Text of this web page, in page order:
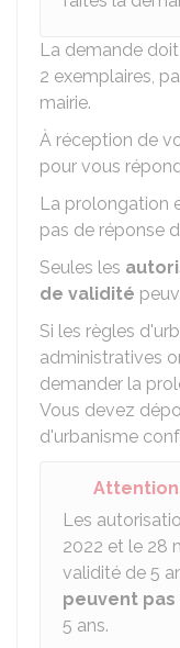
La demande
2 exemplaires,
mairie.
À réception de
pour vous
La prolongation
pas de réponse
Seules les
de validité
Si les règles
administratives
demander la
Vous devez
d'urbanisme
Attention
Les
2022 et le 28
validité de 5
peuvent
5 ans.